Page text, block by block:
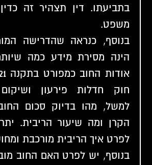
בתביעתו. דין תצהיר זה
משפט.
בנוסף, כנראה שהדרישה
הינה מסירת מידע כמה
חוק חדלות פירעון
למשל, מהו בדיוק סכום
הקרן ומה שיעור הריבית.
לפרט איך הריבית מורכבת
בנוסף, יש לפרט האם החוב